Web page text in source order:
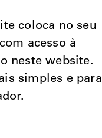
coloca no seu
acesso à
neste website.
simples e para